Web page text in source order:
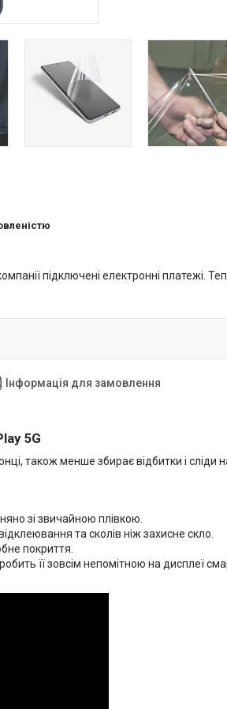
підключені електронні платежі.
Інформація для замовлення
5G
також менше збирає відбитки і
зі звичайною плівкою.
та сколів ніж захисне скло.
покриття.
її зовсім непомітною на дисплеї